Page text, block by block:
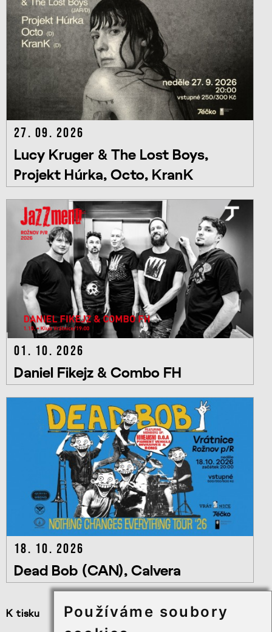
Používáme soubory
27. 09. 2026
Lucy Kruger & The Lost Boys,
Projekt Húrka, Octo, KranK
01. 10. 2026
Daniel Fikejz & Combo FH
18. 10. 2026
Dead Bob (CAN), Calvera
K tisku Užitečné odkazy